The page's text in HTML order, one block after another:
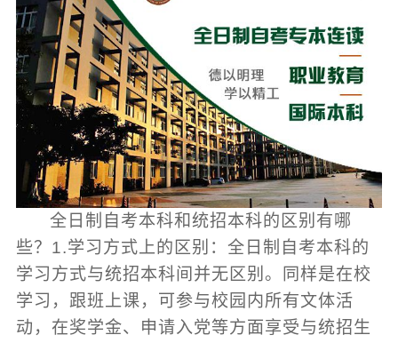
全日制自考本科和统招本科的区别有哪
些？1.学习方式上的区别：全日制自考本科的
学习方式与统招本科间并无区别。同样是在校
学习，跟班上课，可参与校园内所有文体活
动，在奖学金、申请入党等方面享受与统招生